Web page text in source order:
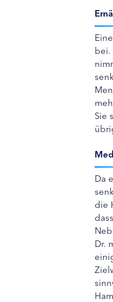
bei.
Sie
Da
die
Dr.